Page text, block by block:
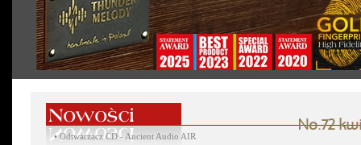
No.72
•Odtwarzacz CD - Ancient Audio AIR